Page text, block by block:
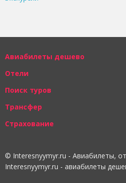
Авиабилеты дешево
Отели
Поиск туров
Трансфер
Страхование
© Interesnyymyr.ru - Авиабилеты,
Interesnyymyr.ru - авиабилеты